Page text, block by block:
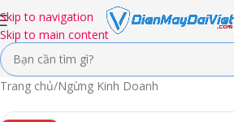
Skip to navigation
Skip to main content
Trang chủ/Ngừng Kinh Doanh